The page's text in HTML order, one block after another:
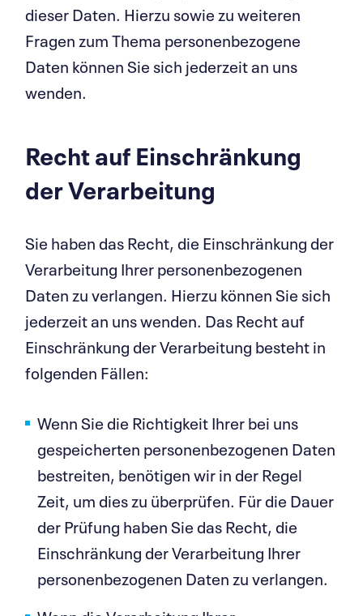
dieser Daten. Hierzu sowie zu weiteren
Fragen zum Thema personenbezogene
Daten können Sie sich jederzeit an uns
wenden.
Recht auf Einschränkung
der Verar­beitung
Sie haben das Recht, die Einschränkung der
Verarbeitung Ihrer personenbezogenen
Daten zu verlangen. Hierzu können Sie sich
jederzeit an uns wenden. Das Recht auf
Einschränkung der Verarbeitung besteht in
folgenden Fällen:
Wenn Sie die Richtigkeit Ihrer bei uns
gespeicherten personenbezogenen Daten
bestreiten, benötigen wir in der Regel
Zeit, um dies zu überprüfen. Für die Dauer
der Prüfung haben Sie das Recht, die
Einschränkung der Verarbeitung Ihrer
personenbezogenen Daten zu verlangen.